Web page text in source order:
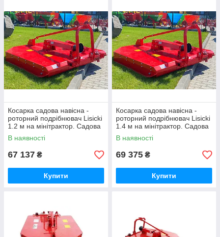
Косарка садова навісна -
роторний подрібнювач Lisicki
1.2 м на мінітрактор. Садова
косарка 1,2 м польська LS.
В наявності
67 137 ₴
Купити
Косарка садова навісна -
роторний подрібнювач Lisicki
1.4 м на мінітрактор. Садова
косарка 1,4 м польська LS.
В наявності
69 375 ₴
Купити